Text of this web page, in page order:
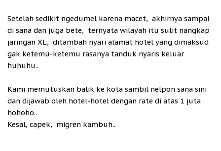
Setelah sedikit ngedumel karena macet, akhirnya sampai
di sana dan juga bete, ternyata wilayah itu sulit nangkap
jaringan XL, ditambah nyari alamat hotel yang dimaksud
gak ketemu-ketemu rasanya tanduk nyaris keluar
huhuhu..
Kami memutuskan balik ke kota sambil nelpon sana sini
dan dijawab oleh hotel-hotel dengan rate di atas 1 juta
hohoho..
Kesal, capek, migren kambuh..